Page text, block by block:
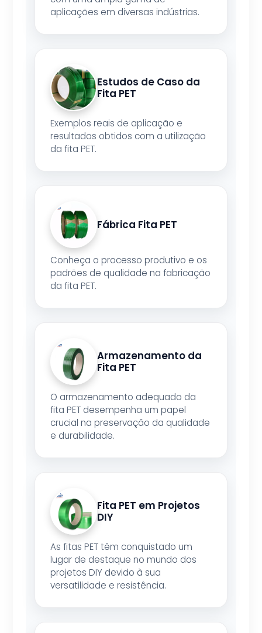
aplicações em diversas indústrias.
Estudos de Caso da
Fita PET
Exemplos reais de aplicação e
resultados obtidos com a utilização
da fita PET.
Fábrica Fita PET
Conheça o processo produtivo e os
padrões de qualidade na fabricação
da fita PET.
Armazenamento da
Fita PET
O armazenamento adequado da
fita PET desempenha um papel
crucial na preservação da qualidade
e durabilidade.
Fita PET em Projetos
DIY
As fitas PET têm conquistado um
lugar de destaque no mundo dos
projetos DIY devido à sua
versatilidade e resistência.